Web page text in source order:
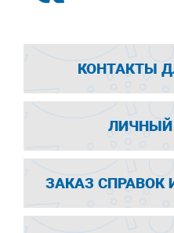
КОНТАКТЫ
ЛИЧНЫЙ
ЗАКАЗ СПРАВОК